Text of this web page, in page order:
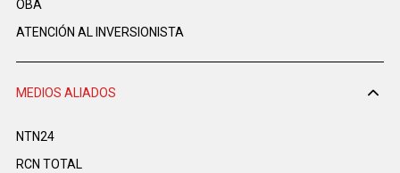
OBA
ATENCIÓN AL INVERSIONISTA
MEDIOS ALIADOS
NTN24
RCN TOTAL